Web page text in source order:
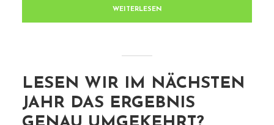
WEITERLESEN
LESEN WIR IM NÄCHSTEN
JAHR DAS ERGEBNIS